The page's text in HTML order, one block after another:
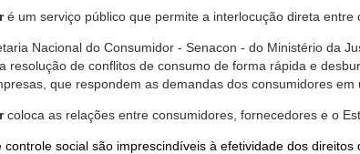
é um serviço público que permite a interlocução direta
Nacional do Consumidor - Senacon - do Ministério da
resolução de conflitos de consumo de forma rápida e
que respondem as demandas dos consumidores em
coloca as relações entre consumidores, fornecedores e o
controle social são imprescindíveis à efetividade dos direitos